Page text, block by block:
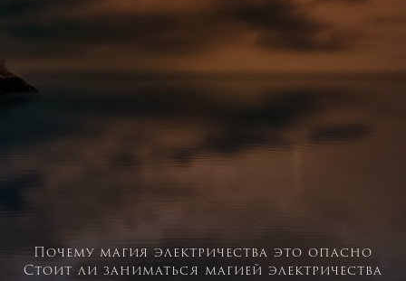
Почему магия электричества это опасно
Стоит ли заниматься магией электричества